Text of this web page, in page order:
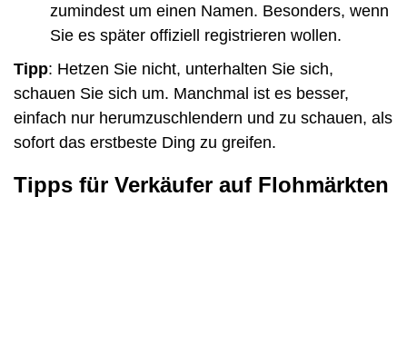
zumindest um einen Namen. Besonders, wenn
Sie es später offiziell registrieren wollen.
Tipp: Hetzen Sie nicht, unterhalten Sie sich,
schauen Sie sich um. Manchmal ist es besser,
einfach nur herumzuschlendern und zu schauen, als
sofort das erstbeste Ding zu greifen.
Tipps für Verkäufer auf Flohmärkten